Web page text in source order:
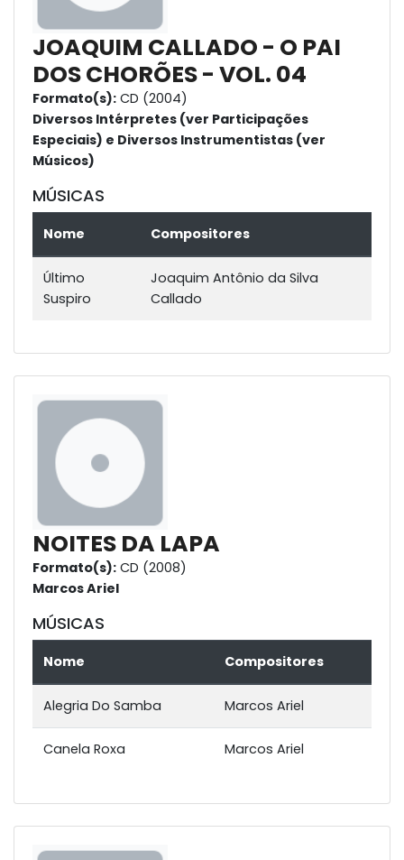
JOAQUIM CALLADO - O PAI
DOS CHORÕES - VOL. 04
Formato(s): CD (2004)
Diversos Intérpretes (ver Participações
Especiais) e Diversos Instrumentistas (ver
Músicos)
MÚSICAS
Nome Compositores
Último
Suspiro
Joaquim Antônio da Silva
Callado
NOITES DA LAPA
Formato(s): CD (2008)
Marcos Ariel
MÚSICAS
Nome Compositores
Alegria Do Samba Marcos Ariel
Canela Roxa Marcos Ariel